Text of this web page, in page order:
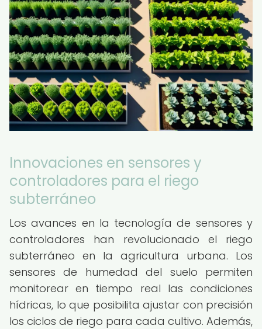
Innovaciones en sensores y
controladores para el riego
subterráneo
Los avances en la tecnología de sensores y
controladores han revolucionado el riego
subterráneo en la agricultura urbana. Los
sensores de humedad del suelo permiten
monitorear en tiempo real las condiciones
hídricas, lo que posibilita ajustar con precisión
los ciclos de riego para cada cultivo. Además,